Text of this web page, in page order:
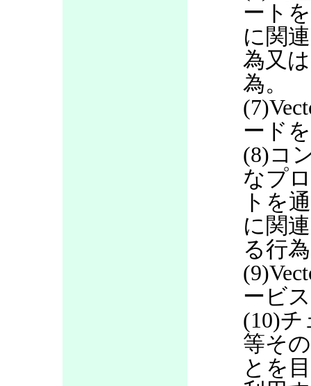
ート
に関
為又
為。
ード
(8)コ
なプ
トを
に関
る行
ービ
(10)
等そ
とを